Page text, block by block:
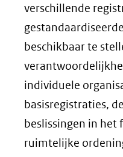
verschillende
beschikbaar te
individuele
basisregistraties,
beslissingen in het
ruimtelijke